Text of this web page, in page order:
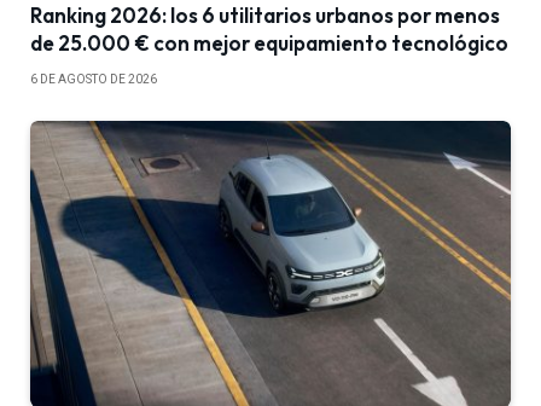
Ranking 2026: los 6 utilitarios urbanos por menos
de 25.000 € con mejor equipamiento tecnológico
6 DE AGOSTO DE 2026